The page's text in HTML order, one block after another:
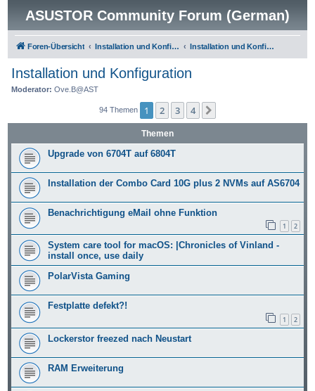
ASUSTOR Community Forum (German)
Foren-Übersicht Installation und Konfiguration Installation und Konfiguration
Installation und Konfiguration
Moderator: Ove.B@AST
94 Themen 1 2 3 4
Themen
Upgrade von 6704T auf 6804T
Installation der Combo Card 10G plus 2 NVMs auf AS6704
Benachrichtigung eMail ohne Funktion
1 2
System care tool for macOS: |Chronicles of Vinland -
install once, use daily
PolarVista Gaming
Festplatte defekt?!
1 2
Lockerstor freezed nach Neustart
RAM Erweiterung